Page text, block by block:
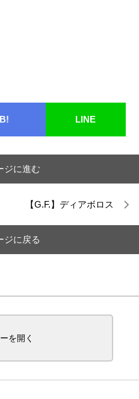
B! LINE
ジに進む
【G.F.】ディアボロス
ジに戻る
を開く